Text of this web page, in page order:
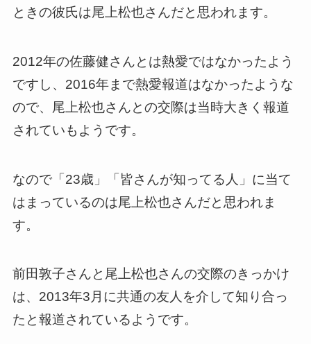
ときの彼氏は尾上松也さんだと思われます。
2012年の佐藤健さんとは熱愛ではなかったよう
ですし、2016年まで熱愛報道はなかったような
ので、尾上松也さんとの交際は当時大きく報道
されていもようです。
なので「23歳」「皆さんが知ってる人」に当て
はまっているのは尾上松也さんだと思われま
す。
前田敦子さんと尾上松也さんの交際のきっかけ
は、2013年3月に共通の友人を介して知り合っ
たと報道されているようです。